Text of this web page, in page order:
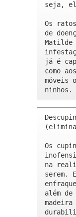
seja,
Os
de
Matilde
já é
como
móveis
ninhos.
Os
na
serem.
além de